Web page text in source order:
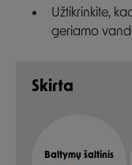
Užtikrinkite,
geriamo
Skirta
Baltymų šaltinis